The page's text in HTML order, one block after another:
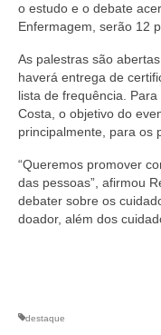
Decisões
Portarias
Resoluções
Desagravo
Processos
Censura
o estudo e o debate
Enfermagem, serão 12
As palestras são
haverá entrega de
lista de frequência.
Costa, o objetivo do
principalmente, para os
“Queremos promover
das pessoas”, afirmou
debater sobre os
doador, além dos
destaque